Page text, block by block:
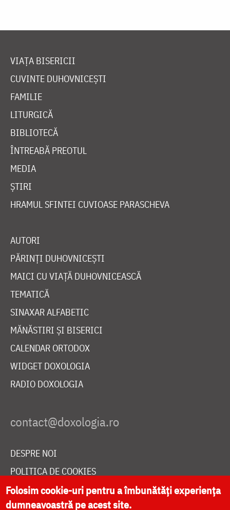
VIAȚA BISERICII
CUVINTE DUHOVNICEȘTI
FAMILIE
LITURGICĂ
BIBLIOTECĂ
ÎNTREABĂ PREOTUL
MEDIA
ȘTIRI
HRAMUL SFINTEI CUVIOASE PARASCHEVA
AUTORI
PĂRINȚI DUHOVNICEȘTI
MAICI CU VIAȚĂ DUHOVNICEASCĂ
TEMATICĂ
SINAXAR ALFABETIC
MĂNĂSTIRI ȘI BISERICI
CALENDAR ORTODOX
WIDGET DOXOLOGIA
RADIO DOXOLOGIA
DESPRE NOI
POLITICA DE COOKIES
DONEAZĂ ONLINE PENTRU CATEDRALA NAȚIONALĂ
Folosim cookie-uri pentru a îmbunătăți experiența
dumneavoastră pe acest site.